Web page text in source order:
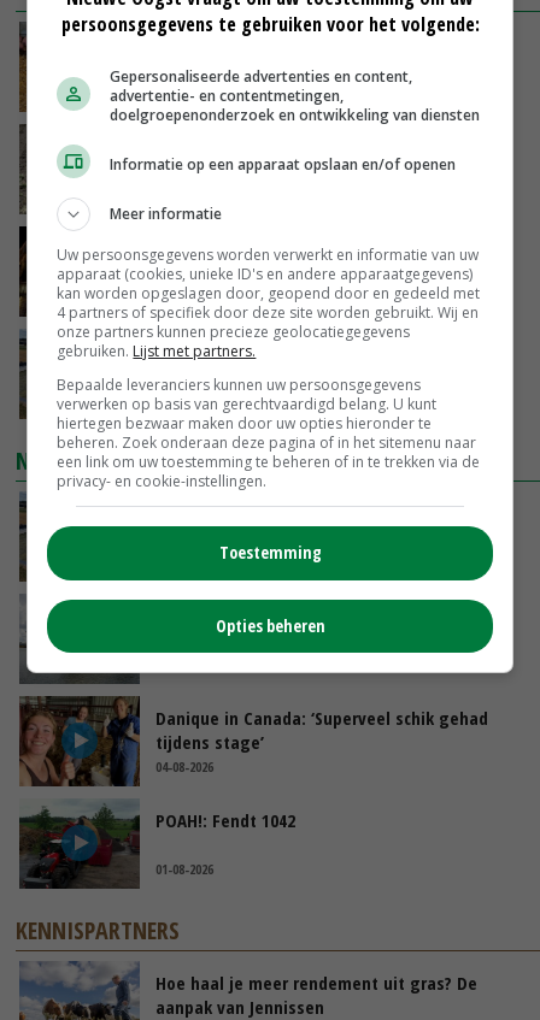
Frans onderzoekcentrum bestrijkt hele
varkensvleesketen
VANDAAG, 15:29
maximaal 20 euro
Spontane boerenacties in Twente en
Apeldoorn zetten de trend
VANDAAG, 14:48
Droogte veroorzaakt steeds meer problemen:
‘Bassin afgelopen week al leeg’
VANDAAG, 14:06
NIEUWSTE VIDEO'S
Droogte veroorzaakt steeds meer problemen:
VANDAAG, 14:06
Koeien van enige drijvende boerderij ter
wereld zijn te koop
Danique in Canada: ‘Superveel schik gehad
tijdens stage’
04-08-2026
POAH!: Fendt 1042
01-08-2026
KENNISPARTNERS
Hoe haal je meer rendement uit gras? De
aanpak van Jennissen
persoonsgegevens te gebruiken voor het volgende:
Gepersonaliseerde advertenties en content,
advertentie- en contentmetingen,
doelgroepenonderzoek en ontwikkeling van diensten
Informatie op een apparaat opslaan en/of openen
Meer informatie
Uw persoonsgegevens worden verwerkt en informatie van uw
apparaat (cookies, unieke ID's en andere apparaatgegevens)
kan worden opgeslagen door, geopend door en gedeeld met
4 partners of specifiek door deze site worden gebruikt. Wij en
onze partners kunnen precieze geolocatiegegevens
gebruiken. Lijst met partners.
Bepaalde leveranciers kunnen uw persoonsgegevens
verwerken op basis van gerechtvaardigd belang. U kunt
hiertegen bezwaar maken door uw opties hieronder te
beheren. Zoek onderaan deze pagina of in het sitemenu naar
een link om uw toestemming te beheren of in te trekken via de
privacy- en cookie-instellingen.
Toestemming
Opties beheren